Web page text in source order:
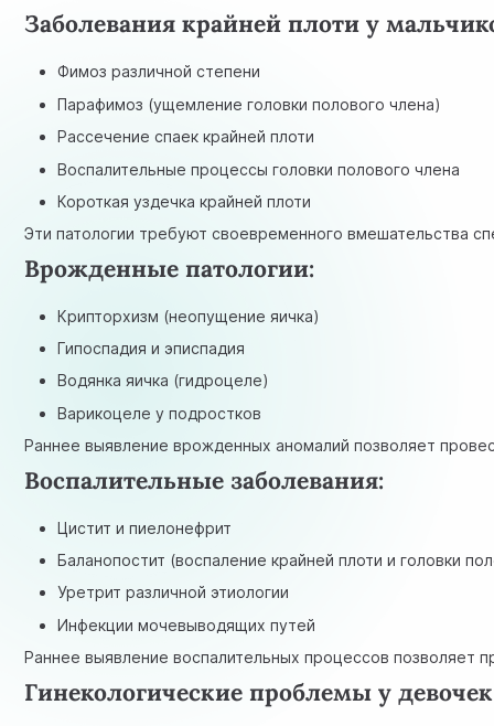
Заболевания крайней плоти у
Фимоз различной степени
Парафимоз (ущемление головки полового члена)
Рассечение спаек крайней плоти
Воспалительные процессы головки полового члена
Короткая уздечка крайней плоти
Эти патологии требуют своевременного вмешательства
Врожденные патологии:
Крипторхизм (неопущение яичка)
Гипоспадия и эписпадия
Водянка яичка (гидроцеле)
Варикоцеле у подростков
Раннее выявление врожденных аномалий позволяет
Воспалительные заболевания:
Цистит и пиелонефрит
Баланопостит (воспаление крайней плоти и головки
Уретрит различной этиологии
Инфекции мочевыводящих путей
Раннее выявление воспалительных процессов позволяет
Гинекологические проблемы у